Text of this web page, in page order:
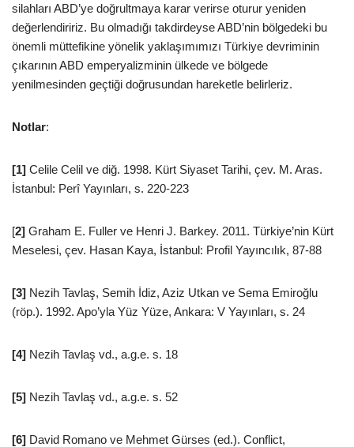
silahları ABD’ye doğrultmaya karar verirse oturur yeniden
değerlendiririz. Bu olmadığı takdirdeyse ABD’nin bölgedeki bu
önemli müttefikine yönelik yaklaşımımızı Türkiye devriminin
çıkarının ABD emperyalizminin ülkede ve bölgede
yenilmesinden geçtiği doğrusundan hareketle belirleriz.
Notlar:
[1] Celile Celil ve diğ. 1998. Kürt Siyaset Tarihi, çev. M. Aras.
İstanbul: Perî Yayınları, s. 220-223
[2] Graham E. Fuller ve Henri J. Barkey. 2011. Türkiye’nin Kürt
Meselesi, çev. Hasan Kaya, İstanbul: Profil Yayıncılık, 87-88
[3] Nezih Tavlaş, Semih İdiz, Aziz Utkan ve Sema Emiroğlu
(röp.). 1992. Apo’yla Yüz Yüze, Ankara: V Yayınları, s. 24
[4] Nezih Tavlaş vd., a.g.e. s. 18
[5] Nezih Tavlaş vd., a.g.e. s. 52
[6] David Romano ve Mehmet Gürses (ed.). Conflict,